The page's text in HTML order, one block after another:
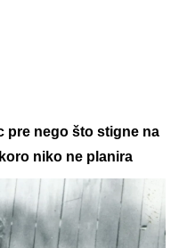
pre nego što stigne na
niko ne planira